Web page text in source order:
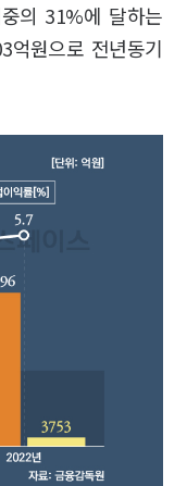
의 31%에 달하는
억원으로 전년동기